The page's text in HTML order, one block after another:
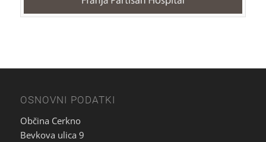
OSNOVNI PODATKI
Občina Cerkno
Bevkova ulica 9